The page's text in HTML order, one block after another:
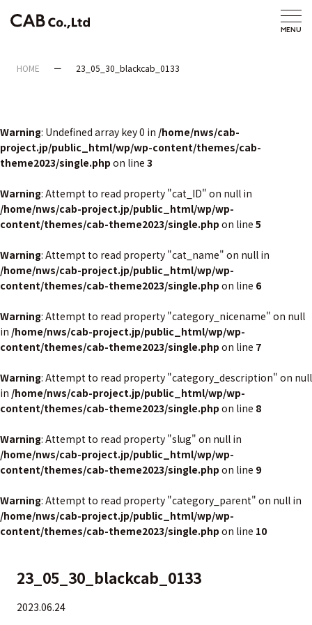
HOME 23_05_30_blackcab_0133
Warning: Undefined array key 0 in /home/nws/cab-
project.jp/public_html/wp/wp-content/themes/cab-
theme2023/single.php on line 3
Warning: Attempt to read property "cat_ID" on null in
/home/nws/cab-project.jp/public_html/wp/wp-
content/themes/cab-theme2023/single.php on line 5
Warning: Attempt to read property "cat_name" on null in
/home/nws/cab-project.jp/public_html/wp/wp-
content/themes/cab-theme2023/single.php on line 6
Warning: Attempt to read property "category_nicename" on null
in /home/nws/cab-project.jp/public_html/wp/wp-
content/themes/cab-theme2023/single.php on line 7
Warning: Attempt to read property "category_description" on null
in /home/nws/cab-project.jp/public_html/wp/wp-
content/themes/cab-theme2023/single.php on line 8
Warning: Attempt to read property "slug" on null in
/home/nws/cab-project.jp/public_html/wp/wp-
content/themes/cab-theme2023/single.php on line 9
Warning: Attempt to read property "category_parent" on null in
/home/nws/cab-project.jp/public_html/wp/wp-
content/themes/cab-theme2023/single.php on line 10
23_05_30_blackcab_0133
2023.06.24